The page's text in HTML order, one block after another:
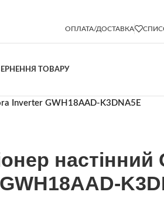
ОПЛАТА/ДОСТАВКА
ТОВАРУ
Inverter GWH18AAD-K3DNA5E
настінний